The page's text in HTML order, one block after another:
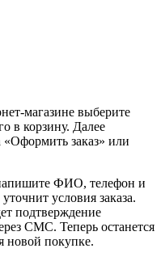
магазине выберите
в корзину. Далее
заказ» или
ФИО, телефон и
условия заказа.
подтверждение
СМС. Теперь останется
новой покупке.